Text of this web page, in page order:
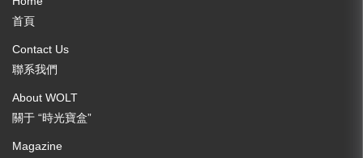
首頁
Contact Us
聯系我們
About WOLT
關于 “時光寶盒”
Magazine